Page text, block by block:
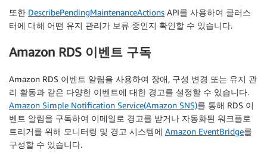
또한 DescribePendingMaintenanceActions API를 사용하여 클러스
터에 대해 어떤 유지 관리가 보류 중인지 확인할 수 있습니다.
Amazon RDS 이벤트 구독
Amazon RDS 이벤트 알림을 사용하여 장애, 구성 변경 또는 유지 관
리 활동과 같은 다양한 이벤트에 대한 경고를 설정할 수 있습니다.
Amazon Simple Notification Service(Amazon SNS)를 통해 RDS 이
벤트 알림을 구독하여 이메일로 경고를 받거나 자동화된 워크플로
트리거를 위해 모니터링 및 경고 시스템에 Amazon EventBridge를
구성할 수 있습니다.